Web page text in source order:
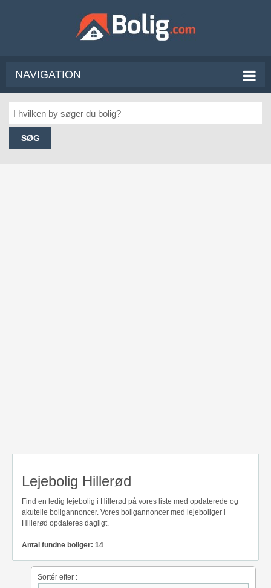
NAVIGATION
SØG
Lejebolig Hillerød
Find en ledig lejebolig i Hillerød på vores liste med opdaterede og
akutelle boligannoncer. Vores boligannoncer med lejeboliger i
Hillerød opdateres dagligt.
Antal fundne boliger: 14
Sortér efter :